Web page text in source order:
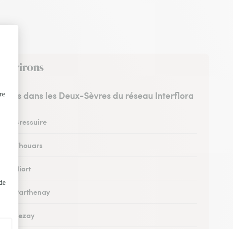
environs
dans les Deux-Sèvres du réseau Interflora
à Bressuire
à Thouars
à Niort
à Parthenay
à Lezay